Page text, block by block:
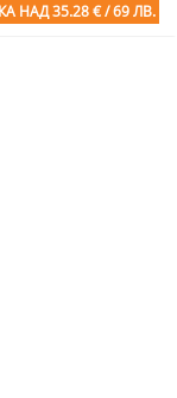
НАД 35.28 € / 69 ЛВ.